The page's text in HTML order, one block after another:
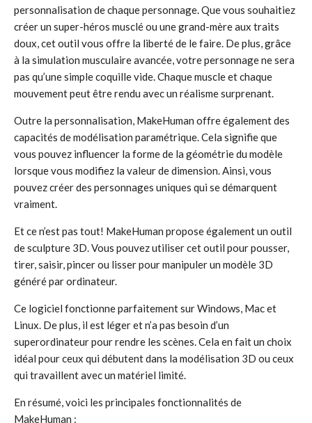
personnalisation de chaque personnage. Que vous souhaitiez
créer un super-héros musclé ou une grand-mère aux traits
doux, cet outil vous offre la liberté de le faire. De plus, grâce
à la simulation musculaire avancée, votre personnage ne sera
pas qu’une simple coquille vide. Chaque muscle et chaque
mouvement peut être rendu avec un réalisme surprenant.
Outre la personnalisation, MakeHuman offre également des
capacités de modélisation paramétrique. Cela signifie que
vous pouvez influencer la forme de la géométrie du modèle
lorsque vous modifiez la valeur de dimension. Ainsi, vous
pouvez créer des personnages uniques qui se démarquent
vraiment.
Et ce n’est pas tout! MakeHuman propose également un outil
de sculpture 3D. Vous pouvez utiliser cet outil pour pousser,
tirer, saisir, pincer ou lisser pour manipuler un modèle 3D
généré par ordinateur.
Ce logiciel fonctionne parfaitement sur Windows, Mac et
Linux. De plus, il est léger et n’a pas besoin d’un
superordinateur pour rendre les scènes. Cela en fait un choix
idéal pour ceux qui débutent dans la modélisation 3D ou ceux
qui travaillent avec un matériel limité.
En résumé, voici les principales fonctionnalités de
MakeHuman :